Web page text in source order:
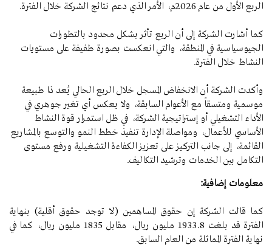
الربع الأول من عام 2026م، الأمر الذي دعم نتائج الشركة خلال الفترة.
كما أشارت الشركة إلى أن الربع تأثر بشكل محدود بالتطورات
الجيوسياسية في المنطقة، والتي انعكست بصورة طفيفة على مستويات
النشاط خلال الفترة.
وأكدت الشركة أن الانخفاض المسجل خلال الربع الحالي يُعد ذا طبيعة
موسمية ومتسقاً مع الأعوام السابقة، ولا يعكس أي تغير جوهري في
الأداء التشغيلي أو إستراتيجية الشركة، في ظل استمرار قوة النشاط
الأساسي للأعمال، ومواصلة الإدارة تنفيذ خطط النمو والتوسع بالمشاريع
القائمة، إلى جانب التركيز على تعزيز الكفاءة التشغيلية ورفع مستوى
التكامل بين الخدمات وترشيد التكاليف.
معلومات إضافية:
كما قالت الشركة إن حقوق المساهمين (لا توجد حقوق أقلية) بنهاية
الفترة قد بلغت 1933.8 مليون ريال، مقابل 1835 مليون ريال، كما في
نهاية الفترة المماثلة من العام السابق.